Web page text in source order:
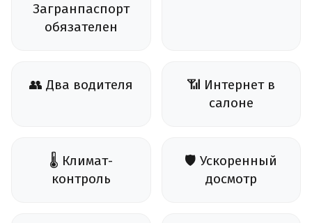
Загранпаспорт
обязателен
👥 Два водителя
📶 Интернет в
салоне
🌡️ Климат-
контроль
🛡️ Ускоренный
досмотр